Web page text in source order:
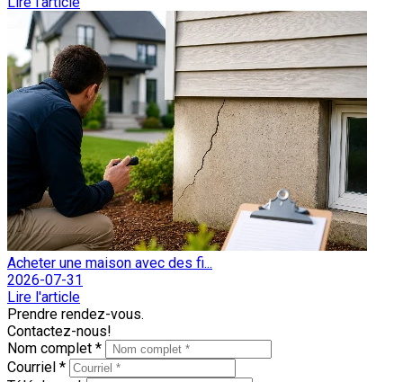
Acheter une maison avec des fi...
2026-07-31
Lire l'article
Prendre rendez-vous.
Contactez-nous!
Nom complet *
Courriel *